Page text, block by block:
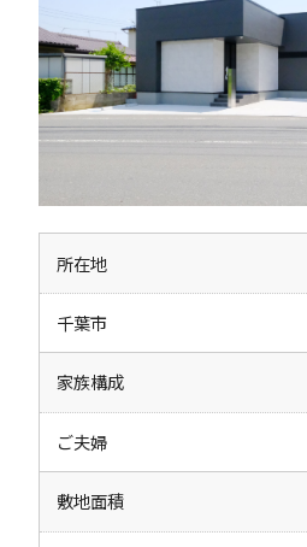
所在地
千葉市
家族構成
ご夫婦
敷地面積